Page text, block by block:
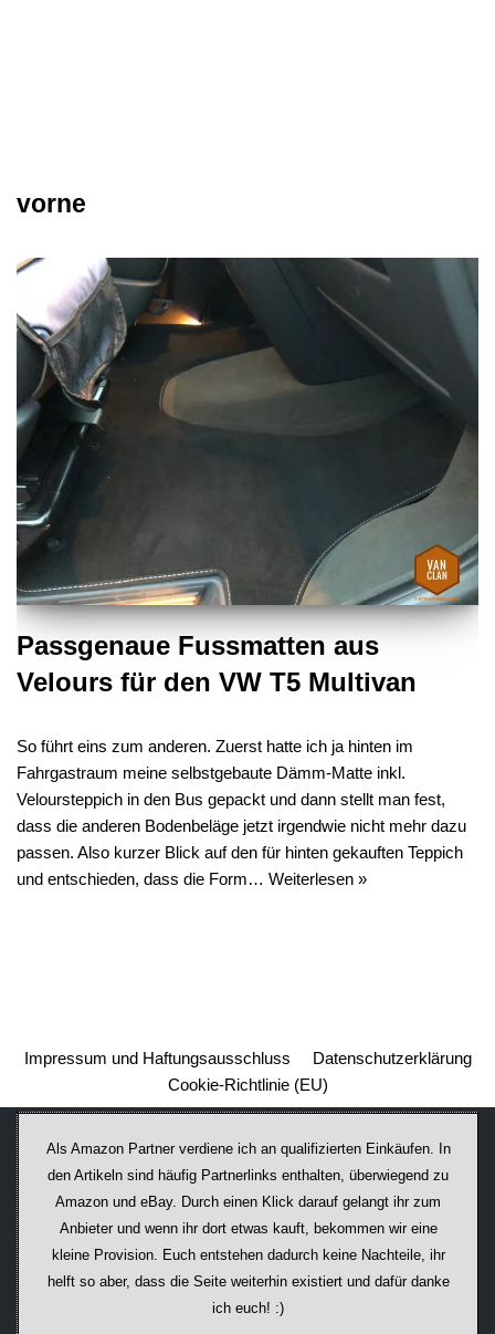
vorne
Passgenaue Fussmatten aus
Velours für den VW T5 Multivan
So führt eins zum anderen. Zuerst hatte ich ja hinten im
Fahrgastraum meine selbstgebaute Dämm-Matte inkl.
Veloursteppich in den Bus gepackt und dann stellt man fest,
dass die anderen Bodenbeläge jetzt irgendwie nicht mehr dazu
passen. Also kurzer Blick auf den für hinten gekauften Teppich
und entschieden, dass die Form… Weiterlesen »
Impressum und Haftungsausschluss
Datenschutzerklärung
Cookie-Richtlinie (EU)
Als Amazon Partner verdiene ich an qualifizierten Einkäufen. In
den Artikeln sind häufig Partnerlinks enthalten, überwiegend zu
Amazon und eBay. Durch einen Klick darauf ge­lan­gt ihr zum
Anbieter und wenn ihr dort etwas kauft, bekommen wir ei­ne
kleine Provision. Euch entstehen dadurch keine Nachteile, ihr
helft so aber, dass die Seite weiterhin existiert und dafür danke
ich euch! :)